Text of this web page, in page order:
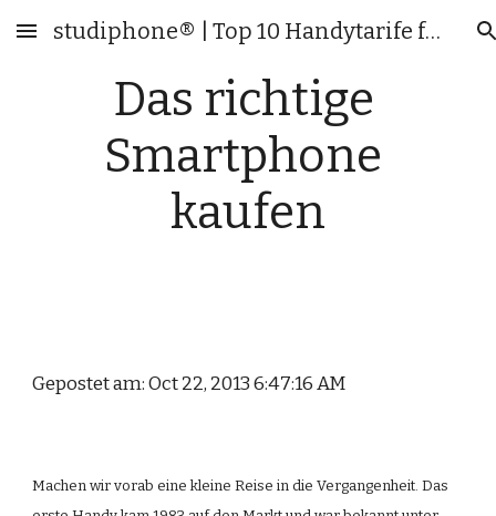
Skip to main content Skip to navigation
studiphone® | Top 10 Handytarife für Studenten & junge Leute
Das richtige
Smartphone
kaufen
Gepostet am: Oct 22, 2013 6:47:16 AM
Machen wir vorab eine kleine Reise in die Vergangenheit. Das